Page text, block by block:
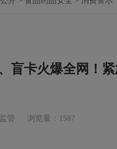
盲卡火爆全网！
管 浏览量：1587